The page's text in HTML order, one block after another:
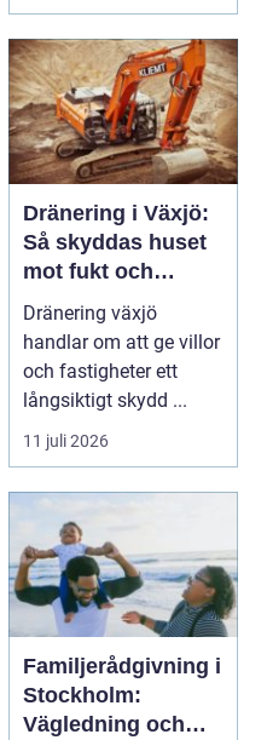
Dränering i Växjö:
Så skyddas huset
mot fukt och
vattenskador
Dränering växjö
handlar om att ge villor
och fastigheter ett
långsiktigt skydd ...
11 juli 2026
Familjerådgivning i
Stockholm:
Vägledning och